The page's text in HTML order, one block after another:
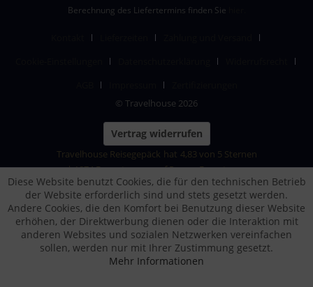
Berechnung des Liefertermins finden Sie
© Travelhouse 2026
Vertrag widerrufen
Travelhouse Reisegepäck hat 4,83 von 5 Sternen
|1874Bewertungen auf ProvenExpert.com
Diese Website benutzt Cookies, die für den technischen Betrieb
der Website erforderlich sind und stets gesetzt werden.
Andere Cookies, die den Komfort bei Benutzung dieser Website
erhöhen, der Direktwerbung dienen oder die Interaktion mit
anderen Websites und sozialen Netzwerken vereinfachen
sollen, werden nur mit Ihrer Zustimmung gesetzt.
Mehr Informationen